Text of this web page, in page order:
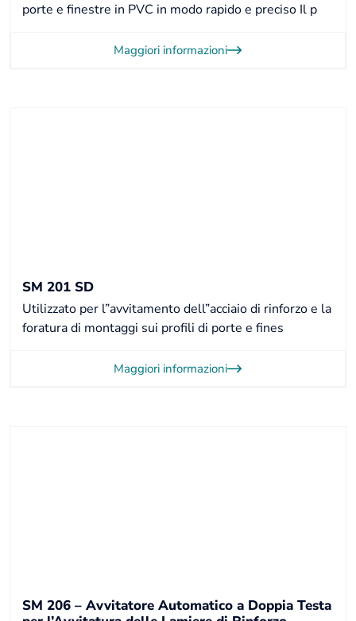
porte e finestre in PVC in modo rapido e preciso Il p
Maggiori informazioni
SM 201 SD
Utilizzato per l”avvitamento dell”acciaio di rinforzo e la
foratura di montaggi sui profili di porte e fines
Maggiori informazioni
SM 206 – Avvitatore Automatico a Doppia Testa